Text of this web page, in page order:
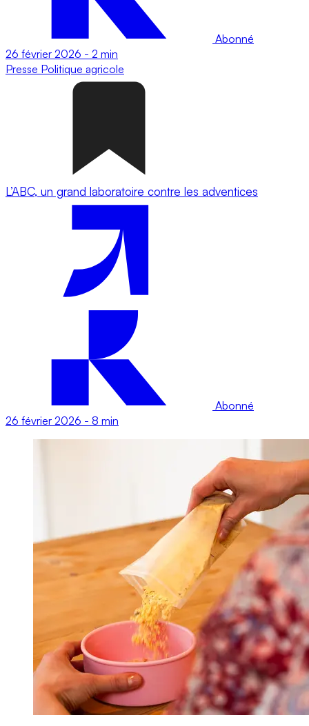
Abonné
26 février 2026 - 2 min
Presse Politique agricole
L’ABC, un grand laboratoire contre les adventices
Abonné
26 février 2026 - 8 min